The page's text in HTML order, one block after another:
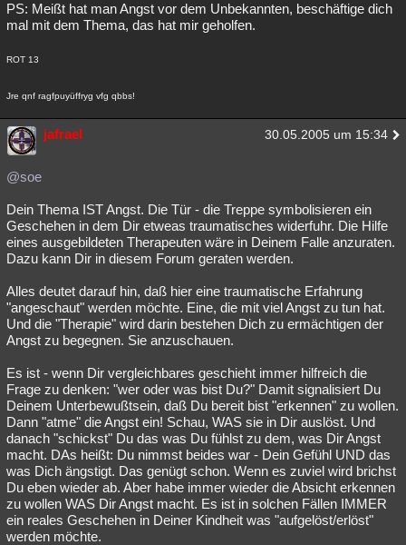
PS: Meißt hat man Angst vor dem Unbekannten, beschäftige dich
mal mit dem Thema, das hat mir geholfen.
ROT 13
Jre qnf ragfpuyüffryg vfg qbbs!
jafrael 30.05.2005 um 15:34
@soe
Dein Thema IST Angst. Die Tür - die Treppe symbolisieren ein
Geschehen in dem Dir etweas traumatisches widerfuhr. Die Hilfe
eines ausgebildeten Therapeuten wäre in Deinem Falle anzuraten.
Dazu kann Dir in diesem Forum geraten werden.
Alles deutet darauf hin, daß hier eine traumatische Erfahrung
"angeschaut" werden möchte. Eine, die mit viel Angst zu tun hat.
Und die "Therapie" wird darin bestehen Dich zu ermächtigen der
Angst zu begegnen. Sie anzuschauen.
Es ist - wenn Dir vergleichbares geschieht immer hilfreich die
Frage zu denken: "wer oder was bist Du?" Damit signalisiert Du
Deinem Unterbewußtsein, daß Du bereit bist "erkennen" zu wollen.
Dann "atme" die Angst ein! Schau, WAS sie in Dir auslöst. Und
danach "schickst" Du das was Du fühlst zu dem, was Dir Angst
macht. DAs heißt: Du nimmst beides war - Dein Gefühl UND das
was Dich ängstigt. Das genügt schon. Wenn es zuviel wird brichst
Du eben wieder ab. Aber habe immer wieder die Absicht erkennen
zu wollen WAS Dir Angst macht. Es ist in solchen Fällen IMMER
ein reales Geschehen in Deiner Kindheit was "aufgelöst/erlöst"
werden möchte.